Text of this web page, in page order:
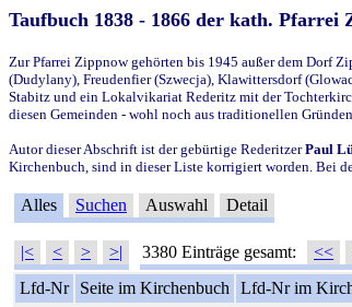
Taufbuch 1838 - 1866 der kath. Pfarrei
Zur Pfarrei Zippnow gehörten bis 1945 außer dem Dorf
(Dudylany), Freudenfier (Szwecja), Klawittersdorf
Stabitz und ein Lokalvikariat Rederitz mit der
diesen Gemeinden - wohl noch aus traditionellen
Autor dieser Abschrift ist der gebürtige RederitzerPaul
Kirchenbuch, sind in dieser Liste korrigiert worden. Bei
Alles Suchen Auswahl Detail
|< < > >| 3380 Einträge gesamt: <<
Lfd-Nr
Seite im Kirchenbuch Lfd-Nr im